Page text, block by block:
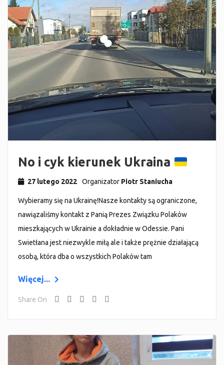
No i cyk kierunek Ukraina
27 lutego 2022 Organizator Piotr Staniucha
Wybieramy się na Ukrainę!Nasze kontakty są ograniczone,
nawiązaliśmy kontakt z Panią Prezes Związku Polaków
mieszkających w Ukrainie a dokładnie w Odessie. Pani
Swietłana jest niezwykle miłą ale i także prężnie działającą
osobą, która dba o wszystkich Polaków tam
Więcej...
Share On